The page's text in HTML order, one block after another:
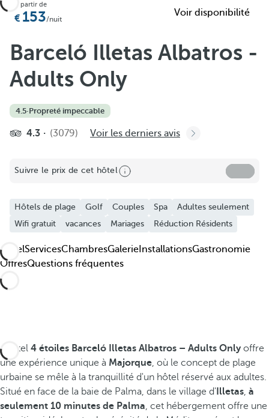
Ajouter aux favoris
Voir plus de photos et de vidéos
À partir de
153/nuit
Voir disponibilité
Barceló Illetas Albatros -
Adults Only
4.5·Propreté impeccable
4.3 (3079) Voir les derniers avis
Suivre le prix de cet hôtel
Hôtels de plage Golf Couples Spa
Adultes seulement
Wifi gratuit
vacances Mariages Réduction Résidents
HôtelServicesChambresGalerie InstallationsGastronomie
OffresQuestions fréquentes
L'hôtel 4 étoiles Barceló Illetas Albatros – Adults Onlyoffre
une expérience unique à Majorque, où le concept de plage
urbaine se mêle à la tranquillité d'un hôtel réservé aux adultes.
Situé en face de la baie de Palma, dans le village d' Illetas, à
seulement 10 minutes de Palma, cet hébergement offre une